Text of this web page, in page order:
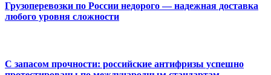
Грузоперевозки по России недорого — надежная доставка
любого уровня сложности
С запасом прочности: российские антифризы успешно